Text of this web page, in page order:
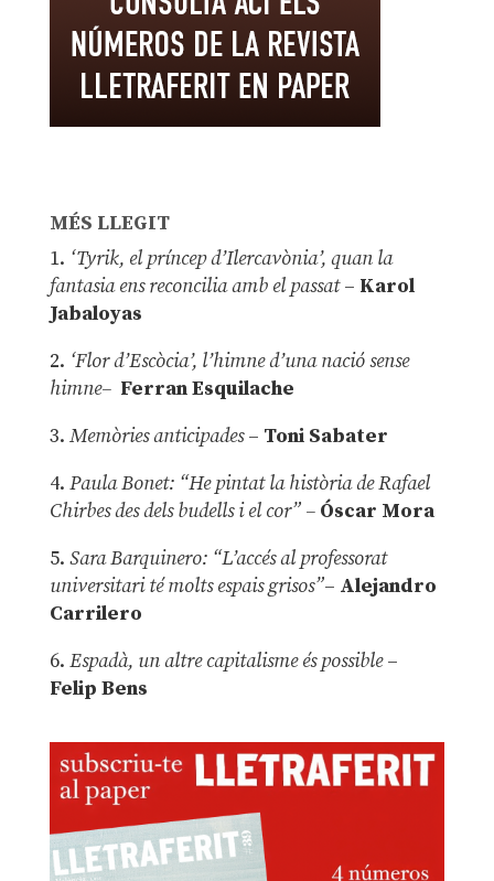
MÉS LLEGIT
1. ‘Tyrik, el príncep d’Ilercavònia’, quan la
fantasia ens reconcilia amb el passat– Karol
Jabaloyas
2. ‘Flor d’Escòcia’, l’himne d’una nació sense
himne– Ferran Esquilache
3. Memòries anticipades– Toni Sabater
4. Paula Bonet: “He pintat la història de Rafael
Chirbes des dels budells i el cor” –Óscar Mora
5. Sara Barquinero: “L’accés al professorat
universitari té molts espais grisos”– Alejandro
Carrilero
6. Espadà, un altre capitalisme és possible –
Felip Bens